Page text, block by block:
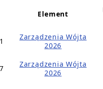
Element
Zarządzenia Wójta
2026
Zarządzenia Wójta
2026